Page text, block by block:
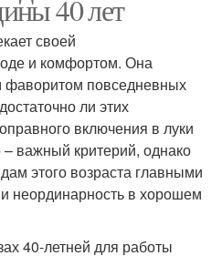
40 лет
своей
и комфортом. Она
фаворитом повседневных
ли этих
включения в луки
важный критерий, однако
этого возраста главными
неординарность в хорошем
40-летней для работы